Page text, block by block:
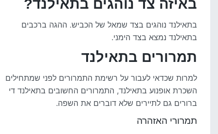
באיזה צד נוהגים בתאילנד?
בתאילנד נוהגים בצד שמאל של הכביש. ההגה ברכבים
בתאילנד נמצא בצד הימני.
תמרורים בתאילנד
למרות שכדאי לעבור על רשימת התמרורים לפני שמתחילים
השכרת אופנוע בתאילנד, התמרורים החשובים בתאילנד די
ברורים גם לתיירים שלא דוברים את השפה.
תמרורי האזהרה